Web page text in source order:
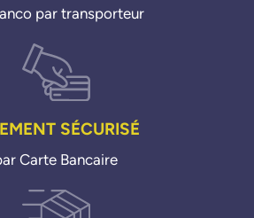
par transporteur
SÉCURISÉ
Carte Bancaire